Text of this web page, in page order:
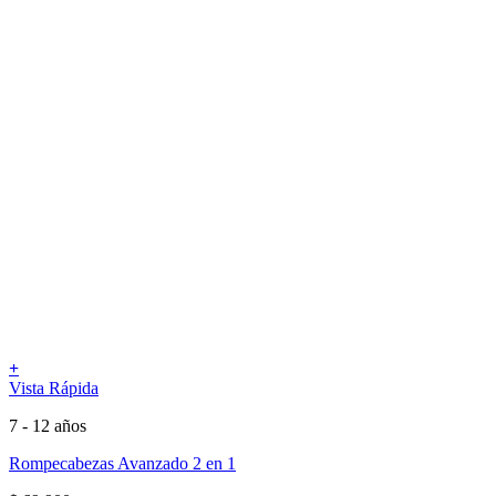
+
Vista Rápida
7 - 12 años
Rompecabezas Avanzado 2 en 1